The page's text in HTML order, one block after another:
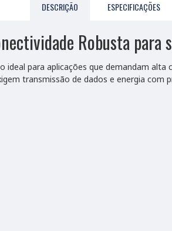
DESCRIÇÃO ESPECIFICAÇÕES
Robusta para
ideal para aplicações que demandam
transmissão de dados e energia